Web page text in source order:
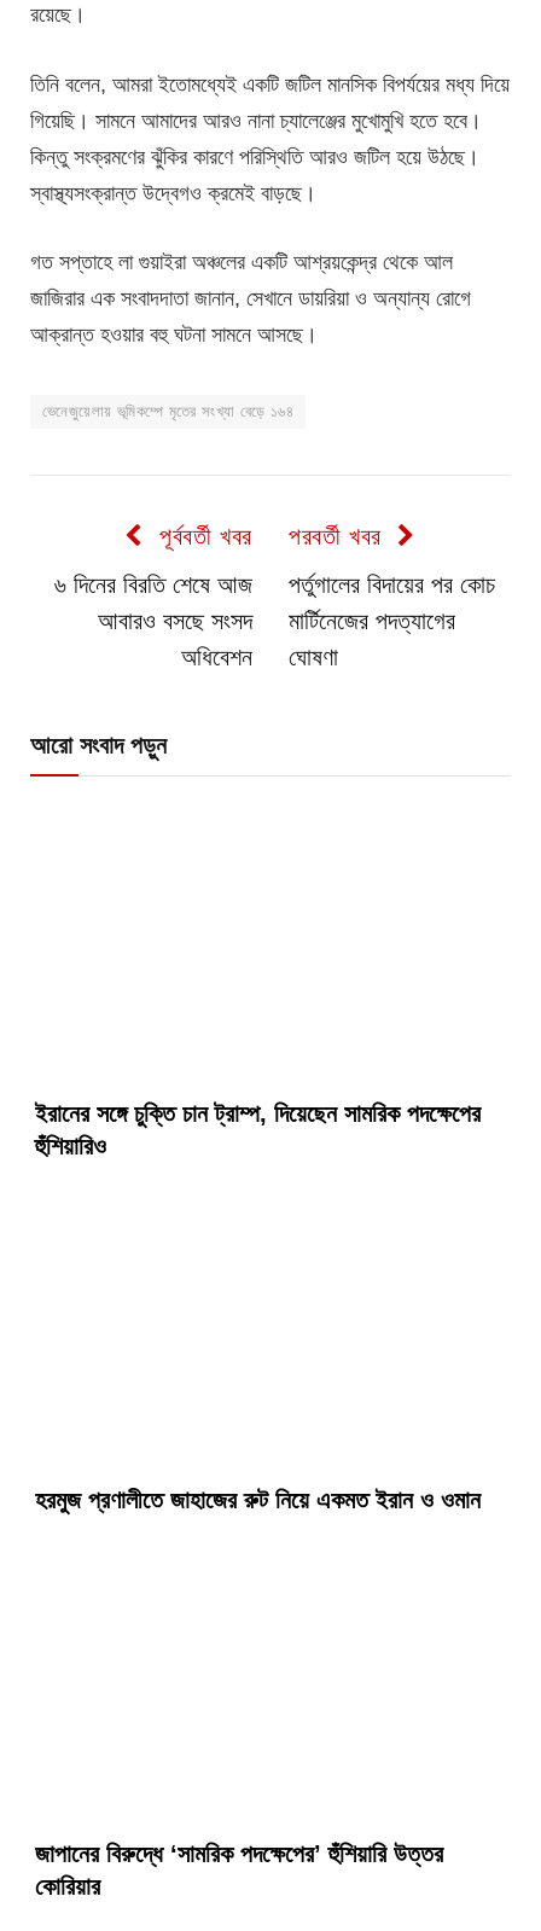
রয়েছে।
তিনি বলেন, আমরা ইতোমধ্যেই একটি জটিল মানসিক বিপর্যয়ের মধ্য দিয়ে
গিয়েছি। সামনে আমাদের আরও নানা চ্যালেঞ্জের মুখোমুখি হতে হবে।
কিন্তু সংক্রমণের ঝুঁকির কারণে পরিস্থিতি আরও জটিল হয়ে উঠছে।
স্বাস্থ্যসংক্রান্ত উদ্বেগও ক্রমেই বাড়ছে।
গত সপ্তাহে লা গুয়াইরা অঞ্চলের একটি আশ্রয়কেন্দ্র থেকে আল
জাজিরার এক সংবাদদাতা জানান, সেখানে ডায়রিয়া ও অন্যান্য রোগে
আক্রান্ত হওয়ার বহু ঘটনা সামনে আসছে।
ভেনেজুয়েলায় ভূমিকম্পে মৃতের সংখ্যা বেড়ে ১৬৪
পূর্ববর্তী খবর
৬ দিনের বিরতি শেষে আজ
আবারও বসছে সংসদ
অধিবেশন
পরবর্তী খবর
পর্তুগালের বিদায়ের পর কোচ
মার্টিনেজের পদত্যাগের
ঘোষণা
আরো সংবাদ পড়ুন
ইরানের সঙ্গে চুক্তি চান ট্রাম্প, দিয়েছেন সামরিক পদক্ষেপের
হুঁশিয়ারিও
হরমুজ প্রণালীতে জাহাজের রুট নিয়ে একমত ইরান ও ওমান
জাপানের বিরুদ্ধে ‘সামরিক পদক্ষেপের’ হুঁশিয়ারি উত্তর
কোরিয়ার